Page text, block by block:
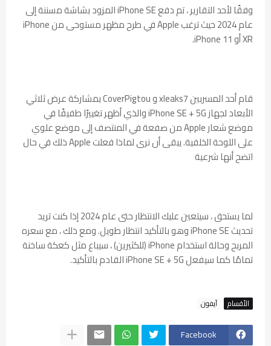
وفقًا لأحد التقارير ، تم دفع iPhone SE المزود بشاشة مسننة إلى
عام 2024 حيث ترغب Apple في طرح مظهر مستوحى من iPhone
XR أو iPhone 11.
قام أحد المسربين xleaks7 و CoverPigtou بمشاركة عرض ثلاثي
الأبعاد لجهاز iPhone SE + 5G والذي أظهر تغييرًا طفيفًا في
موضع شعار Apple من صفعة في المنتصف إلى موضع علوي
على اللوحة الخلفية. يبقى أن نرى لماذا فعلت Apple ذلك في حال
اتضح أنها شرعية
لما يستحق ، سيتعين عليك الانتظار حتى عام 2024 إذا كنت تريد
تحديث iPhone SE وهو بالتأكيد انتظار طويل. ومع ذلك ، مع سعره
المربح وحالة استخدام iPhone (للكثيرين) ، سيباع مثل كعكة ساخنة
تمامًا كما سيفعل iPhone SE + 5G القادم بالتأكيد.
الأقسام آيفون
Facebook